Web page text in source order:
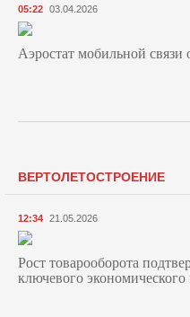
05:22 03.04.2026
Аэростат мобильной связи
ВЕРТОЛЕТОСТРОЕНИЕ
12:34 21.05.2026
Рост товарооборота
ключевого